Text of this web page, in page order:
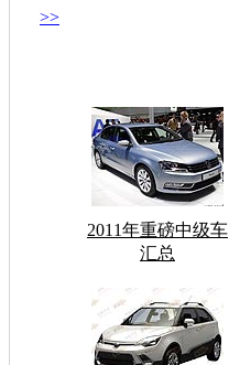
>>
2011年重磅中级车
汇总